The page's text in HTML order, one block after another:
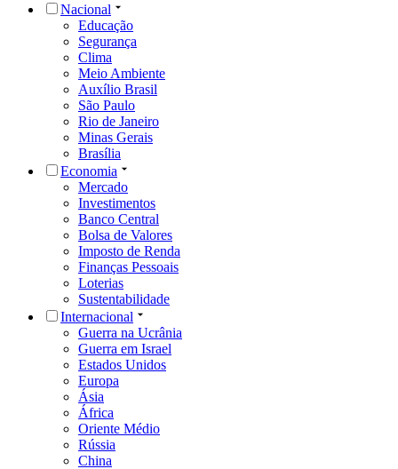
Nacional
Educação
Segurança
Clima
Meio Ambiente
Auxílio Brasil
São Paulo
Rio de Janeiro
Minas Gerais
Brasília
Economia
Mercado
Investimentos
Banco Central
Bolsa de Valores
Imposto de Renda
Finanças Pessoais
Loterias
Sustentabilidade
Internacional
Guerra na Ucrânia
Guerra em Israel
Estados Unidos
Europa
Ásia
África
Oriente Médio
Rússia
China